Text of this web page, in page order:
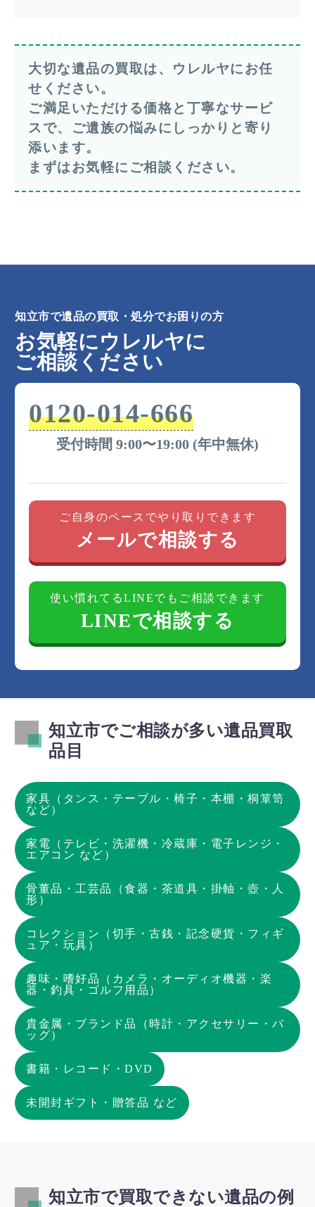
大切な遺品の買取は、ウレルヤにお任
せください。
ご満足いただける価格と丁寧なサービ
スで、ご遺族の悩みにしっかりと寄り
添います。
まずはお気軽にご相談ください。
知立市で遺品の買取・処分でお困りの方
お気軽にウレルヤに
ご相談ください
0120-014-666
受付時間 9:00〜19:00 (年中無休)
ご自身のペースでやり取りできます
メールで相談する
使い慣れてるLINEでもご相談できます
LINEで相談する
知立市でご相談が多い遺品買取
品目
家具（タンス・テーブル・椅子・本棚・桐箪笥
など）
家電（テレビ・洗濯機・冷蔵庫・電子レンジ・
エアコン など）
骨董品・工芸品（食器・茶道具・掛軸・壺・人
形）
コレクション（切手・古銭・記念硬貨・フィギ
ュア・玩具）
趣味・嗜好品（カメラ・オーディオ機器・楽
器・釣具・ゴルフ用品）
貴金属・ブランド品（時計・アクセサリー・バ
ッグ）
書籍・レコード・DVD
未開封ギフト・贈答品 など
知立市で買取できない遺品の例